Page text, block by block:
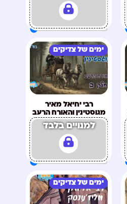
ימים של צדיקים
רבי יחיאל מאיר
מגוסטינין והאורח הרעב
חלק ב
למנויים בלבד
ימים של צדיקים